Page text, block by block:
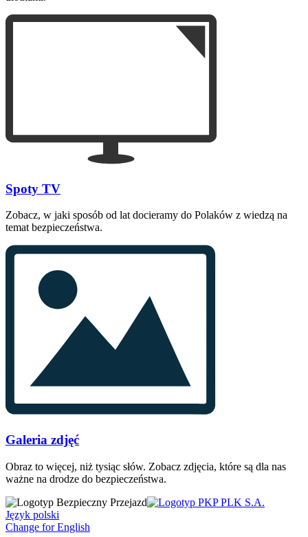
Spoty TV
Zobacz, w jaki sposób od lat docieramy do Polaków z wiedzą na
temat bezpieczeństwa.
Galeria zdjęć
Obraz to więcej, niż tysiąc słów. Zobacz zdjęcia, które są dla nas
ważne na drodze do bezpieczeństwa.
Język polski
Change for English